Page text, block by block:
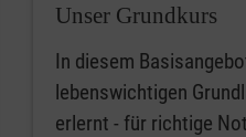
Unser Grundkurs
In diesem
lebenswichtigen
erlernt - für richtige